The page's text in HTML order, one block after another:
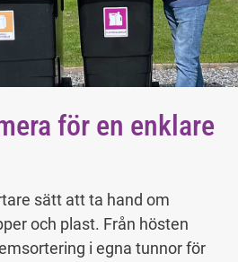
för en enklare
sätt att ta hand om
och plast. Från hösten
i egna tunnor för